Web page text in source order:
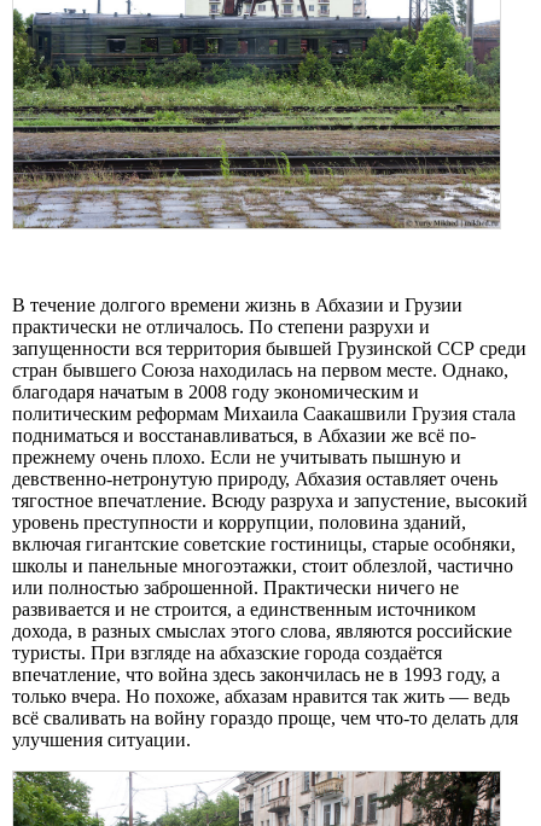
В течение долгого времени жизнь в Абхазии и Грузии
практически не отличалось. По степени разрухи и
запущенности вся территория бывшей Грузинской ССР среди
стран бывшего Союза находилась на первом месте. Однако,
благодаря начатым в 2008 году экономическим и
политическим реформам Михаила Саакашвили Грузия стала
подниматься и восстанавливаться, в Абхазии же всё по-
прежнему очень плохо. Если не учитывать пышную и
девственно-нетронутую природу, Абхазия оставляет очень
тягостное впечатление. Всюду разруха и запустение, высокий
уровень преступности и коррупции, половина зданий,
включая гигантские советские гостиницы, старые особняки,
школы и панельные многоэтажки, стоит облезлой, частично
или полностью заброшенной. Практически ничего не
развивается и не строится, а единственным источником
дохода, в разных смыслах этого слова, являются российские
туристы. При взгляде на абхазские города создаётся
впечатление, что война здесь закончилась не в 1993 году, а
только вчера. Но похоже, абхазам нравится так жить — ведь
всё сваливать на войну гораздо проще, чем что-то делать для
улучшения ситуации.